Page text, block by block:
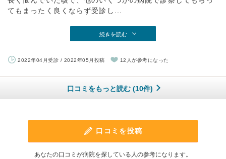
てもまったく良くならず受診し...
続きを読む
2022年04月受診 / 2022年05月投稿 12人が参考になった
口コミをもっと読む (10件)
口コミを投稿
あなたの口コミが病院を探している人の参考になります。